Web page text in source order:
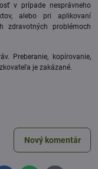
v prípade nesprávneho
alebo pri aplikovaní
zdravotných problémoch
Preberanie, kopírovanie,
je zakázané.
Nový komentár